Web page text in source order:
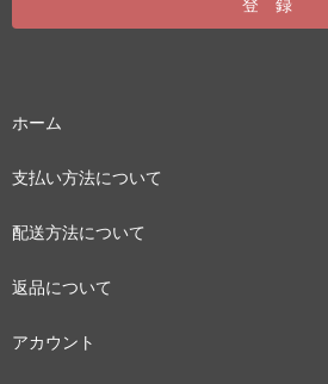
ホーム
支払い方法について
配送方法について
返品について
アカウント